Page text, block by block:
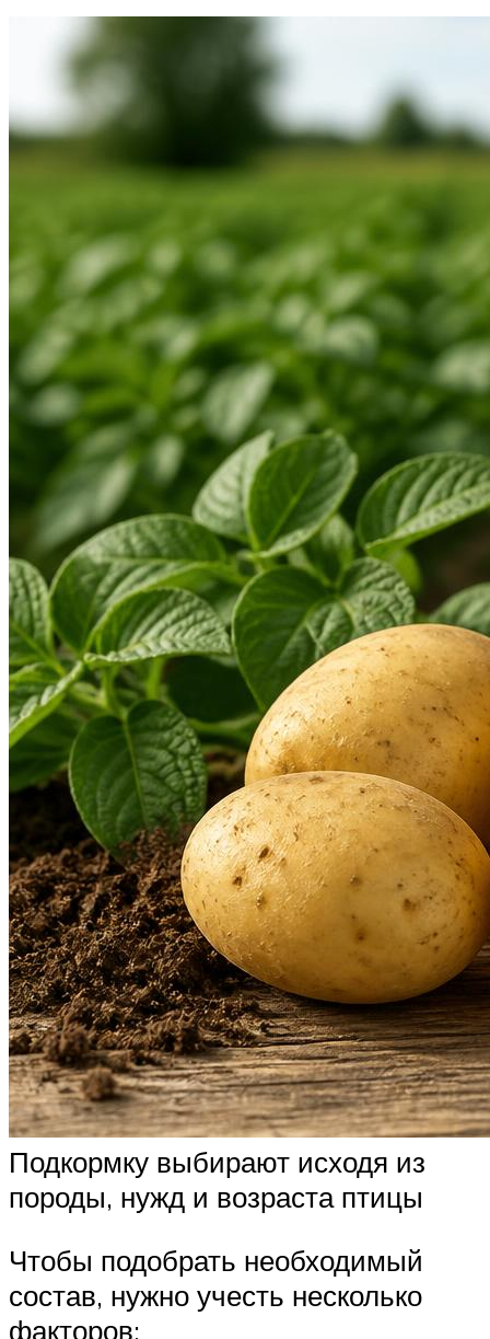
Подкормку выбирают исходя из
породы, нужд и возраста птицы
Чтобы подобрать необходимый
состав, нужно учесть несколько
факторов: